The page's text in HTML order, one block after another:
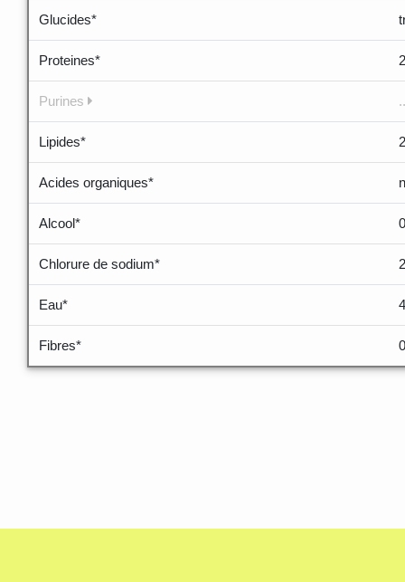
Glucides*
Proteines*
Purines
Lipides*
Acides organiques*
Alcool*
Chlorure de sodium*
Eau*
Fibres*